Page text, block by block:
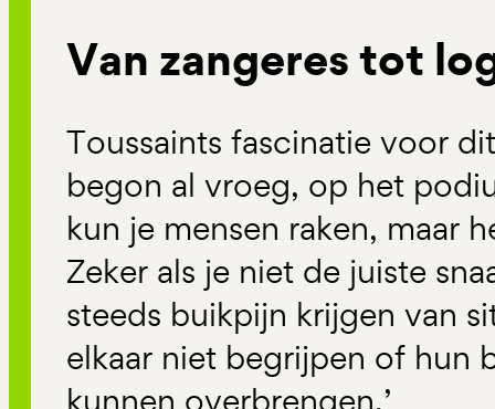
Van zangeres tot
Toussaints fascinatie voor
begon al vroeg, op het
kun je mensen raken, maar
Zeker als je niet de juiste
steeds buikpijn krijgen van
elkaar niet begrijpen of hun